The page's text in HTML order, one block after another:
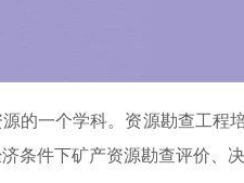
的一个学科。资源勘查工程
条件下矿产资源勘查评价、